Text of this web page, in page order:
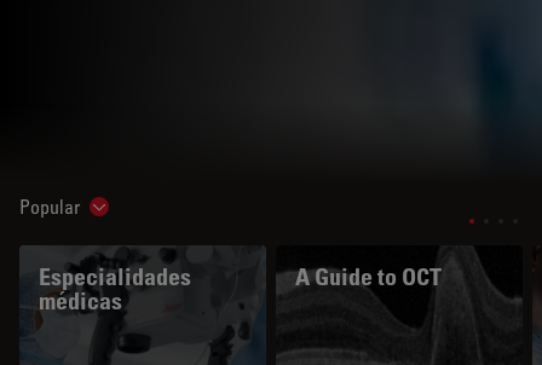
Popular Show subnavigation
Especialidades
médicas
A Guide to OCT